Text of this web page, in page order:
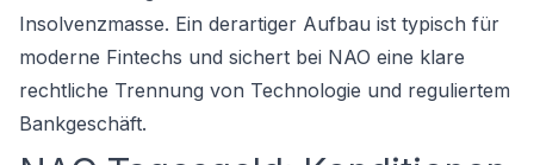
Insolvenzmasse. Ein derartiger Aufbau ist typisch für
moderne Fintechs und sichert bei NAO eine klare
rechtliche Trennung von Technologie und reguliertem
Bankgeschäft.